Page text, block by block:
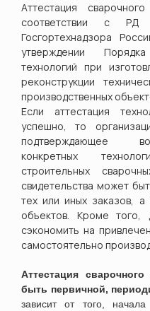
Аттестация
соответствии с РД
Госгортехнадзора
утверждении
технологий при
реконструкции
производственных
Если аттестация
успешно, то
подтверждающее
конкретных
строительных
свидетельства может
тех или иных заказов, а
объектов. Кроме того,
сэкономить на
самостоятельно
Аттестация
быть первичной,
зависит от того,